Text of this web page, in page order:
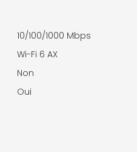
10/100/1000 Mbps
Wi-Fi 6 AX
Non
Oui